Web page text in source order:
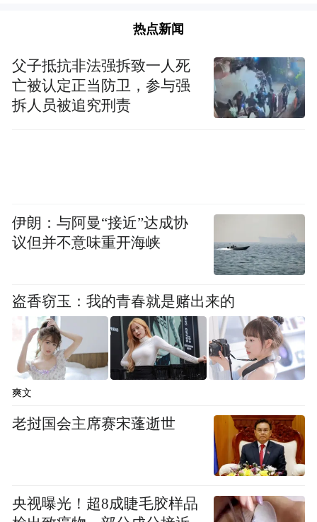
朋友到高明去，亲身感受这座湾区精致小城
商、人社四部门负责人也分别作专题推介，
系统解读高明的宜居环境、文旅资源、产业
现场还举行了五轮签约仪式，覆盖房地产行
业、文旅融合、产业招商、就业创业等重点
领域，标志着两地合作迈出实质性步伐。并
举行了“交钥匙”仪式，三位东北购房代表接
热点新闻
父子抵抗非法强拆致一人死
亡被认定正当防卫，参与强
拆人员被追究刑责
伊朗：与阿曼“接近”达成协
议但并不意味重开海峡
盗香窃玉：我的青春就是赌出来的
爽文
老挝国会主席赛宋蓬逝世
央视曝光！超8成睫毛胶样品